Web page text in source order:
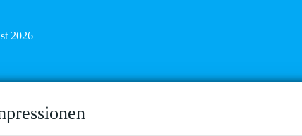
2026